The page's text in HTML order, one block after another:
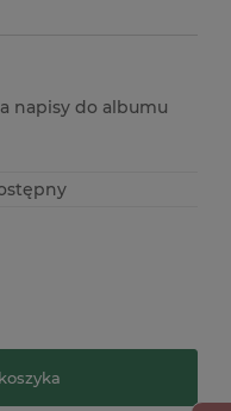
napisy do albumu